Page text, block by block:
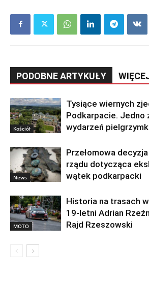
PODOBNE ARTYKUŁY
Kościół
Tysiące wiernych
Podkarpacie. Jedno
wydarzeń
News
Przełomowa
rządu dotycząca
wątek podkarpacki
MOTO
Historia na trasach
19-letni Adrian
Rajd Rzeszowski